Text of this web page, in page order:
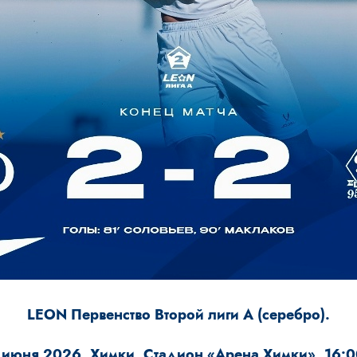
LEON Первенство Второй лиги А (серебро).